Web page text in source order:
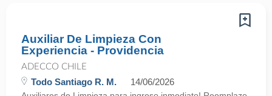
Auxiliar De Limpieza Con
Experiencia - Providencia
ADECCO CHILE
Todo Santiago R. M. 14/06/2026